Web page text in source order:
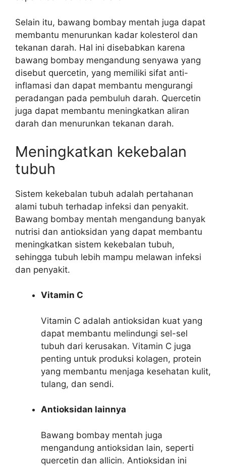
Selain itu, bawang bombay mentah juga dapat
membantu menurunkan kadar kolesterol dan
tekanan darah. Hal ini disebabkan karena
bawang bombay mengandung senyawa yang
disebut quercetin, yang memiliki sifat anti-
inflamasi dan dapat membantu mengurangi
peradangan pada pembuluh darah. Quercetin
juga dapat membantu meningkatkan aliran
darah dan menurunkan tekanan darah.
Meningkatkan kekebalan
tubuh
Sistem kekebalan tubuh adalah pertahanan
alami tubuh terhadap infeksi dan penyakit.
Bawang bombay mentah mengandung banyak
nutrisi dan antioksidan yang dapat membantu
meningkatkan sistem kekebalan tubuh,
sehingga tubuh lebih mampu melawan infeksi
dan penyakit.
Vitamin C
Vitamin C adalah antioksidan kuat yang
dapat membantu melindungi sel-sel
tubuh dari kerusakan. Vitamin C juga
penting untuk produksi kolagen, protein
yang membantu menjaga kesehatan kulit,
tulang, dan sendi.
Antioksidan lainnya
Bawang bombay mentah juga
mengandung antioksidan lain, seperti
quercetin dan allicin. Antioksidan ini